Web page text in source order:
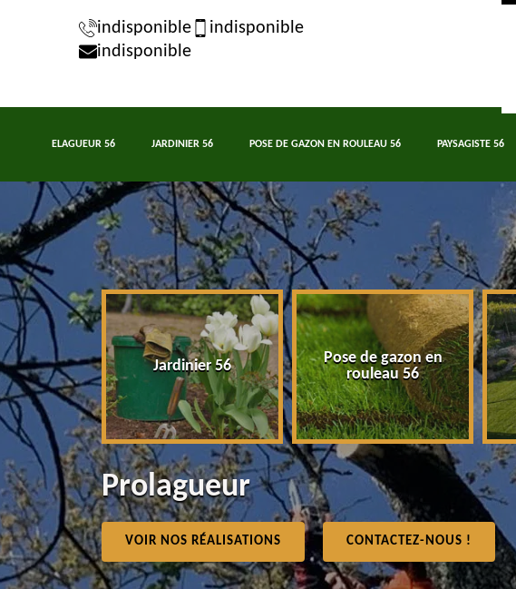
indisponible
indisponible
indisponible
ELAGUEUR 56 JARDINIER 56 POSE DE GAZON EN ROULEAU 56 PAYSAGISTE 56
56 Jardinier 56
Pose de gazon en
rouleau 56
Prolagueur
VOIR NOS RÉALISATIONS CONTACTEZ-NOUS !